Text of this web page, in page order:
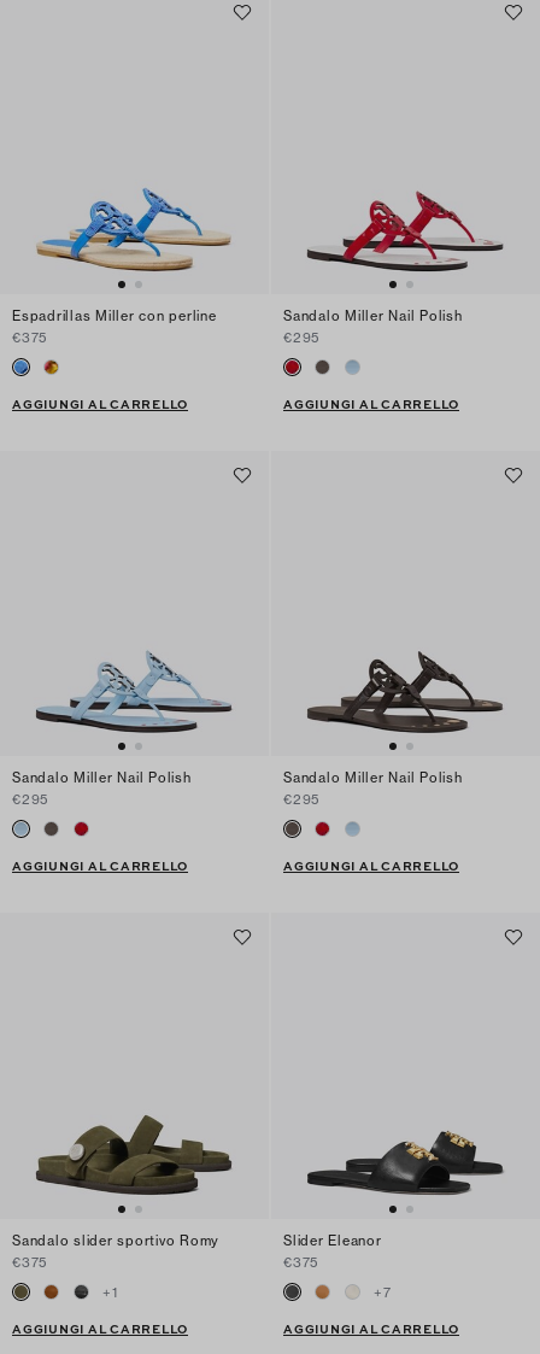
Espadrillas Miller con perline
€375
AGGIUNGI AL CARRELLO
Sandalo Miller Nail Polish
€295
AGGIUNGI AL CARRELLO
Sandalo Miller Nail Polish
€295
AGGIUNGI AL CARRELLO
Sandalo Miller Nail Polish
€295
AGGIUNGI AL CARRELLO
Sandalo slider sportivo Romy
€375
+1
AGGIUNGI AL CARRELLO
Slider Eleanor
€375
+7
AGGIUNGI AL CARRELLO